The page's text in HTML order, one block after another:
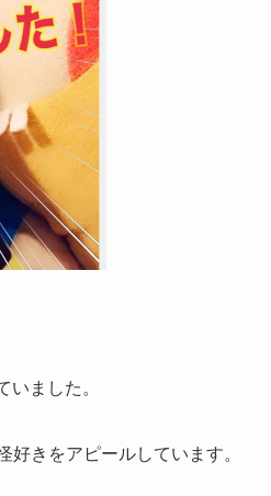
いました。
きをアピールしています。